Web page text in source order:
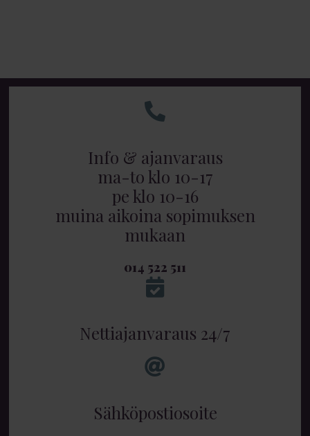
Info & ajanvaraus
ma-to klo 10-17
pe klo 10-16
muina aikoina sopimuksen
mukaan
014 522 511
Nettiajanvaraus 24/7
Sähköpostiosoite